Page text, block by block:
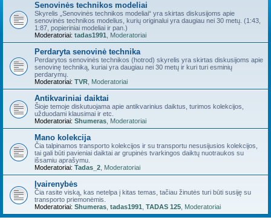
Senovinės technikos modeliai
Skyrelis „Senovinės technikos modeliai“ yra skirtas diskusijoms apie
senovinės technikos modelius, kurių originalui yra daugiau nei 30 metų. (1:43,
1:87, popieriniai modeliai ir pan.)
Moderatoriai: tadas1991 Moderatoriai
Perdaryta senovinė technika
Perdarytos senovinės technikos (hotrod) skyrelis yra skirtas diskusijoms apie
senovinę techniką, kuriai yra daugiau nei 30 metų ir kuri turi esminių
perdarymų.
Moderatoriai: TVR Moderatoriai
Antikvariniai daiktai
Šioje temoje diskutuojama apie antikvarinius daiktus, turimos kolekcijos,
užduodami klausimai ir etc.
Moderatoriai: Shumeras Moderatoriai
Mano kolekcija
Čia talpinamos transporto kolekcijos ir su transportu nesusijusios kolekcijos,
tai gali būti pavieniai daiktai ar grupinės tvarkingos daiktų nuotraukos su
išsamiu aprašymu.
Moderatoriai: Tadas_2 Moderatoriai
Įvairenybės
Čia rasite viską, kas netelpa į kitas temas, tačiau žinutės turi būti susiję su
transporto priemonėmis.
Moderatoriai: Shumeras tadas1991 TADAS 125 Moderatoriai